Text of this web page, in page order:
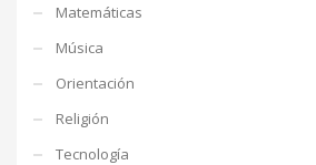
Matemáticas
Música
Orientación
Religión
Tecnología